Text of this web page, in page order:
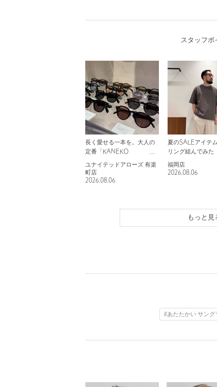
スタッフボ
長く愛せる一本を。大人の
定番「KANEKO
OPTICAL」別注アイウェア
特集
ユナイテッドアローズ 有楽
町店
2026.08.06
夏のSALEアイテ
リング組んでみた
福岡店
2026.08.06
もっと見
#あたたかい サング